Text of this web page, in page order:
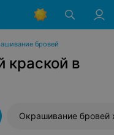
бровей
краской в
Окрашивание бровей